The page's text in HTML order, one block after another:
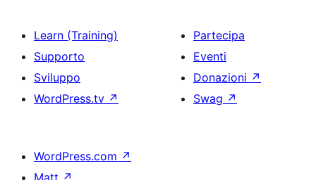
Learn (Training)
Supporto
Sviluppo
WordPress.tv ↗
Partecipa
Eventi
Donazioni ↗
Swag ↗
WordPress.com ↗